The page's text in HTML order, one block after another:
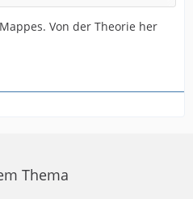
aber nicht Weltklasse.
Versuche One Man
auf der Strecke
? Macht er seine
auf RM
Von der Theorie her
Thema